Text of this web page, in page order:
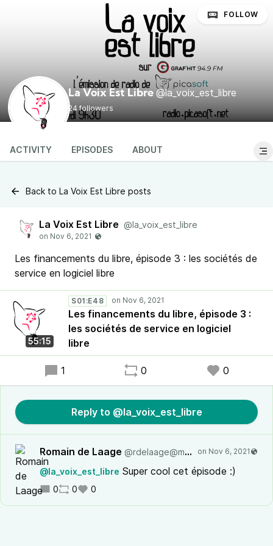
La Voix Est Libre @la_voix_est_libre
24 followers
FOLLOW
ACTIVITY EPISODES ABOUT
Back to La Voix Est Libre posts
La Voix Est Libre @la_voix_est_libre
Les financements du libre, épisode 3 : les sociétés de
service en logiciel libre
55:15
S01:E48
Les financements du libre, épisode 3 :
les sociétés de service en logiciel
libre
1 0 0
Reply to @la_voix_est_libre
Romain de Laage @rdelaage@mamot.fr
@la_voix_est_libre Super cool cet épisode :)
0 0 0